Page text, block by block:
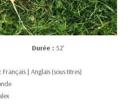
Durée : 52’
Français | Anglais (sous titres)